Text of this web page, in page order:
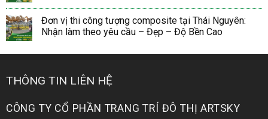
Đơn vị thi công tượng composite tại Thái Nguyên:
Nhận làm theo yêu cầu – Đẹp – Độ Bền Cao
THÔNG TIN LIÊN HỆ
CÔNG TY CỔ PHẦN TRANG TRÍ ĐÔ THỊ ARTSKY